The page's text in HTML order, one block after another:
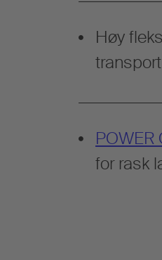
Høy
POWER
for rask